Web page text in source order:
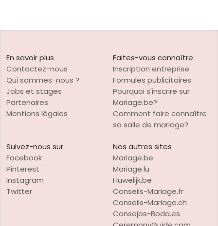
En savoir plus
Contactez-nous
Qui sommes-nous ?
Jobs et stages
Partenaires
Mentions légales
Faites-vous connaître
Inscription entreprise
Formules publicitaires
Pourquoi s'inscrire sur
Mariage.be?
Comment faire connaître
sa salle de mariage?
Suivez-nous sur
Facebook
Pinterest
Instagram
Twitter
Nos autres sites
Mariage.be
Mariage.lu
Huwelijk.be
Conseils-Mariage.fr
Conseils-Mariage.ch
Consejos-Boda.es